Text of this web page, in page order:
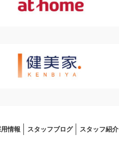
情報 スタッフブログ スタッフ紹介